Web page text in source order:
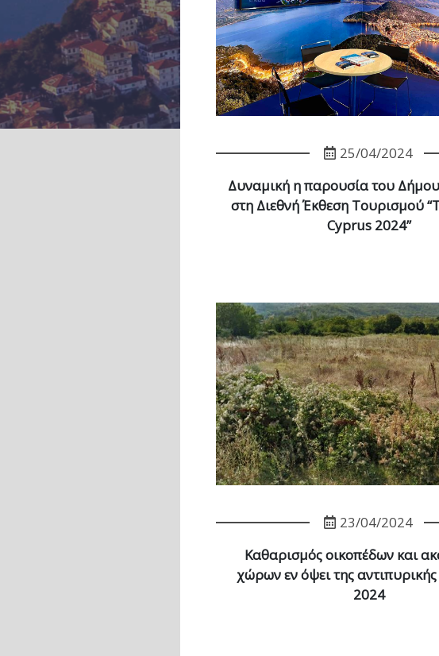
25/04/2024
Δυναμική η παρουσία του
στη Διεθνή Έκθεση Τουρισμού
Cyprus 2024”
23/04/2024
Καθαρισμός οικοπέδων και
χώρων εν όψει της
2024